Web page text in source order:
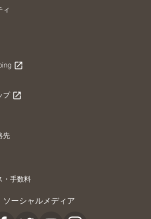
ィ
open_in_new
プ open_in_new
先
・手数料
ソーシャルメディア